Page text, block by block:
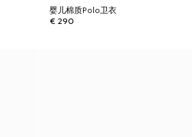
婴儿棉质Polo卫衣
€ 290